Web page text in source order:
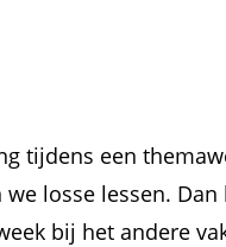
tijdens een
losse lessen.
bij het andere